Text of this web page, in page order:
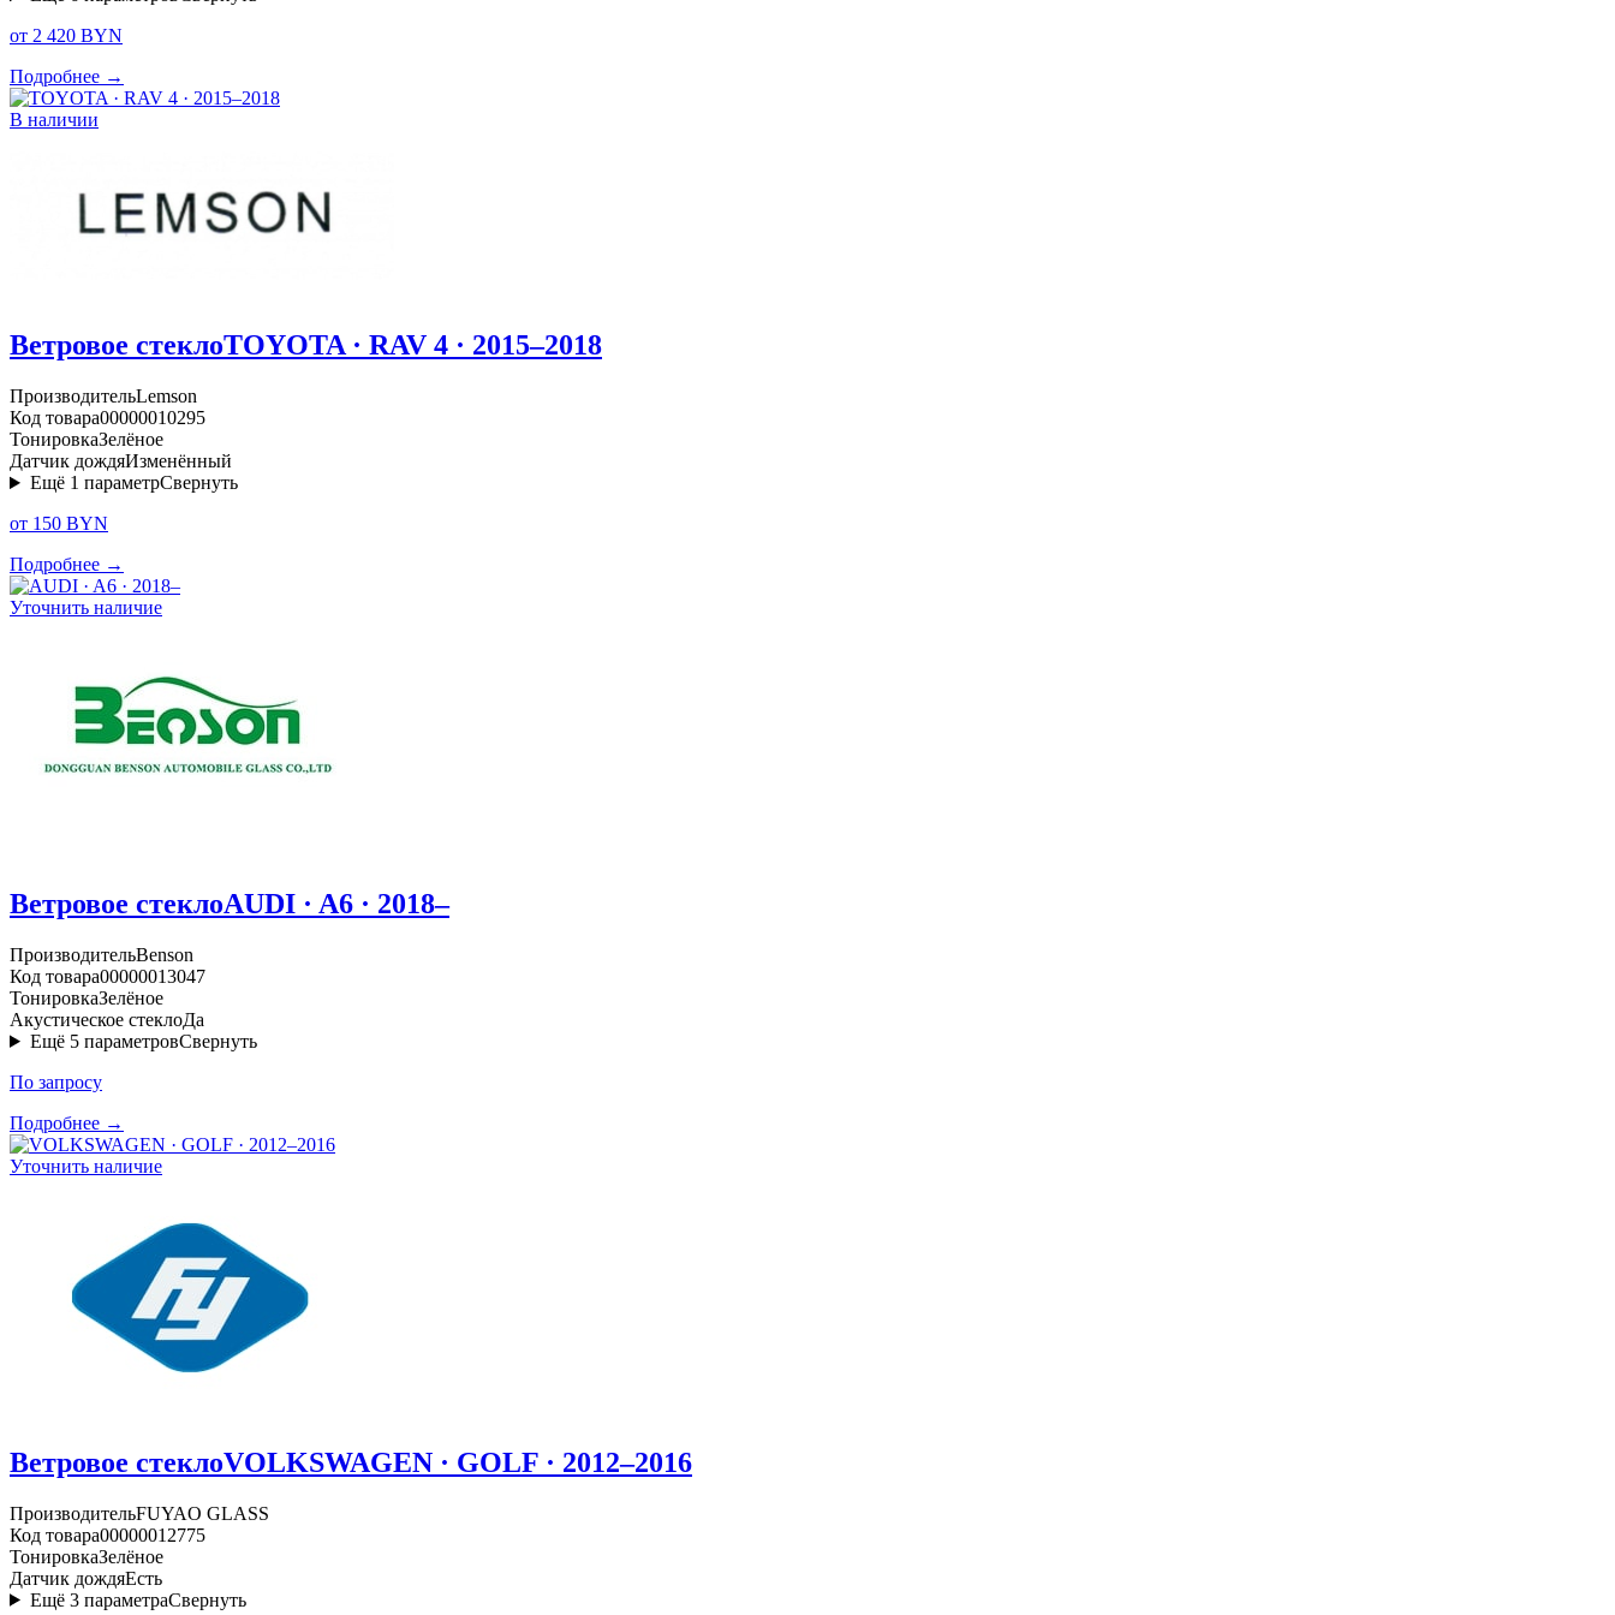
от 2 420 BYN
Подробнее →
В наличии
Ветровое стеклоTOYOTA · RAV 4 · 2015–2018
ПроизводительLemson
Код товара00000010295
ТонировкаЗелёное
Датчик дождяИзменённый
Ещё 1 параметрСвернуть
от 150 BYN
Подробнее →
Уточнить наличие
Ветровое стеклоAUDI · A6 · 2018–
ПроизводительBenson
Код товара00000013047
ТонировкаЗелёное
Акустическое стеклоДа
Ещё 5 параметровСвернуть
По запросу
Подробнее →
Уточнить наличие
Ветровое стеклоVOLKSWAGEN · GOLF · 2012–2016
ПроизводительFUYAO GLASS
Код товара00000012775
ТонировкаЗелёное
Датчик дождяЕсть
Ещё 3 параметраСвернуть